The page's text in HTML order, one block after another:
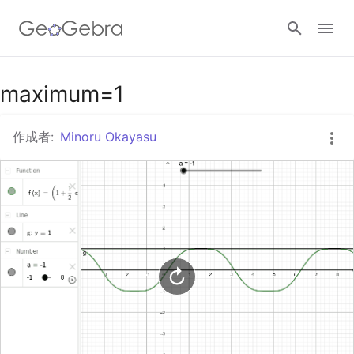
Googleクラスルーム
GeoGebra Classroom
ログイン
maximum=1
作成者: Minoru Okayasu